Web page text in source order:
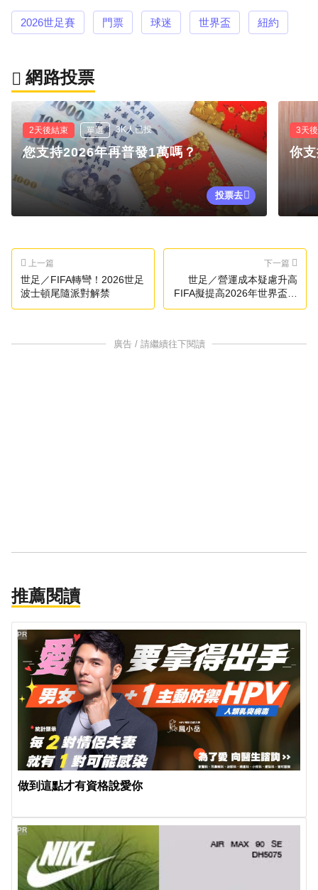
2026世足賽 門票 球迷 世界盃 紐約
網路投票
2天後結束 單選 3K人已投
您支持2026年再普發1萬嗎？
投票去
3天
你
上一篇
世足／FIFA轉彎！2026世足
波士頓尾隨派對解禁
下一篇
世足／營運成本疑慮升高
FIFA擬提高2026年世界盃獎
金與補助
廣告 / 請繼續往下閱讀
推薦閱讀
做到這點才有資格說愛你
PR
PR